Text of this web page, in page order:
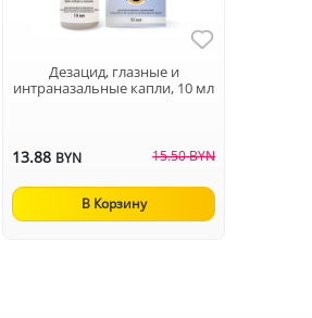
Дезацид, глазные и
интраназальные капли, 10 мл
13.88 BYN 15.50 BYN
В Корзину